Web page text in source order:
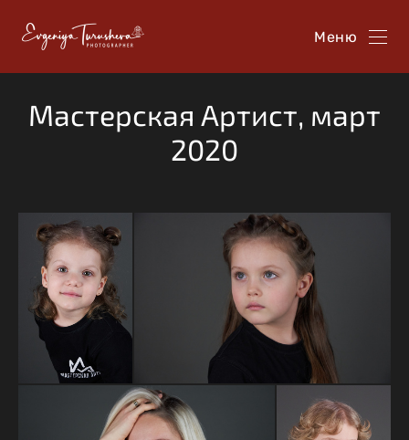
Меню
Мастерская Артист, март
2020